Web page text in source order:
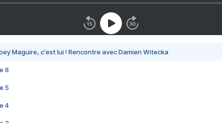
Maguire, c'est lui ! Rencontre avec Damien Witecka
6
5
4